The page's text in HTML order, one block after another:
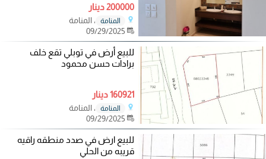
200000 دينار
المنامة
، المنامة
للبيع أرض في توبلي تقع خلف
برادات حسن محمود
160921 دينار
المنامة
، المنامة
للبيع ارض في صدد منطقه راقيه
قريبه من الحلي